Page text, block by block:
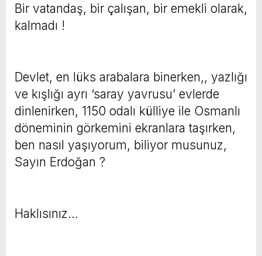
Bir vatandaş, bir çalışan, bir emekli olarak,
kalmadı !
Devlet, en lüks arabalara binerken,, yazlığı
ve kışlığı ayrı ‘saray yavrusu’ evlerde
dinlenirken, 1150 odalı külliye ile Osmanlı
döneminin görkemini ekranlara taşırken,
ben nasıl yaşıyorum, biliyor musunuz,
Sayın Erdoğan ?
Haklısınız…